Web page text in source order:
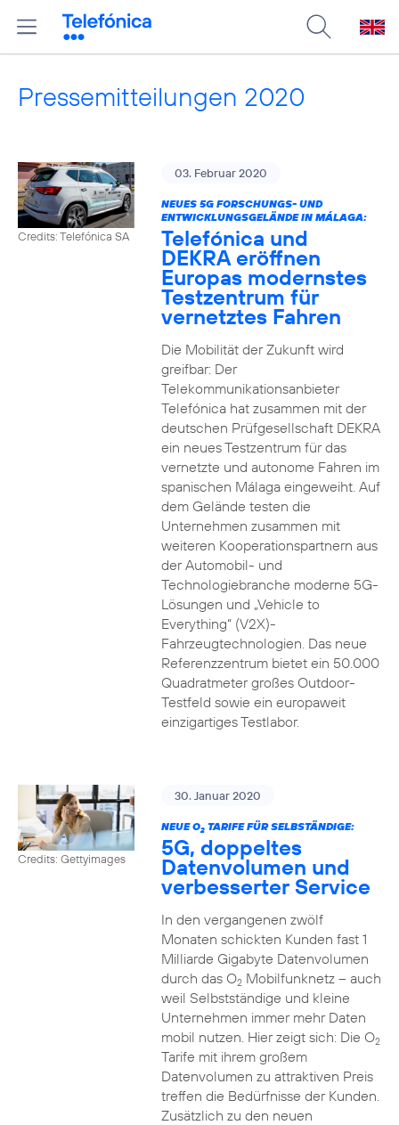
Pressemitteilungen 2020
Credits: Telefónica SA
03. Februar 2020
NEUES 5G FORSCHUNGS- UND
ENTWICKLUNGSGELÄNDE IN MÁLAGA:
Telefónica und
DEKRA eröffnen
Europas modernstes
Testzentrum für
vernetztes Fahren
Die Mobilität der Zukunft wird
greifbar: Der
Telekommunikationsanbieter
Telefónica hat zusammen mit der
deutschen Prüfgesellschaft DEKRA
ein neues Testzentrum für das
vernetzte und autonome Fahren im
spanischen Málaga eingeweiht. Auf
dem Gelände testen die
Unternehmen zusammen mit
weiteren Kooperationspartnern aus
der Automobil- und
Technologiebranche moderne 5G-
Lösungen und „Vehicle to
Everything“ (V2X)-
Fahrzeugtechnologien. Das neue
Referenzzentrum bietet ein 50.000
Quadratmeter großes Outdoor-
Testfeld sowie ein europaweit
einzigartiges Testlabor.
Credits: Gettyimages
30. Januar 2020
NEUE O2TARIFE FÜR SELBSTÄNDIGE:
5G, doppeltes
Datenvolumen und
verbesserter Service
In den vergangenen zwölf
Monaten schickten Kunden fast 1
Milliarde Gigabyte Datenvolumen
durch das O2Mobilfunknetz – auch
weil Selbstständige und kleine
Unternehmen immer mehr Daten
mobil nutzen. Hier zeigt sich: Die O2
Tarife mit ihrem großem
Datenvolumen zu attraktiven Preis
treffen die Bedürfnisse der Kunden.
Zusätzlich zu den neuen